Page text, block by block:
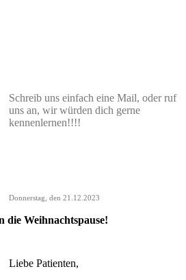
Schreib uns einfach eine Mail, oder ruf
uns an, wir würden dich gerne
kennenlernen!!!!
Donnerstag, den 21.12.2023
die Weihnachtspause!
Liebe Patienten,